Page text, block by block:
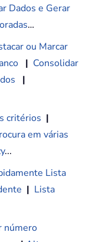
Dados e Gerar
…
ou Marcar
| Consolidar
|
critérios |
em várias
...
Lista
| Lista
número